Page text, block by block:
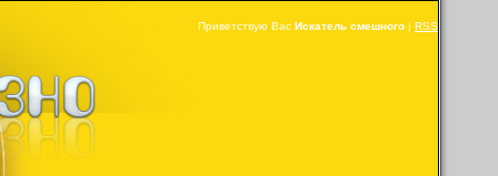
Приветствую Вас Искатель смешного | RSS